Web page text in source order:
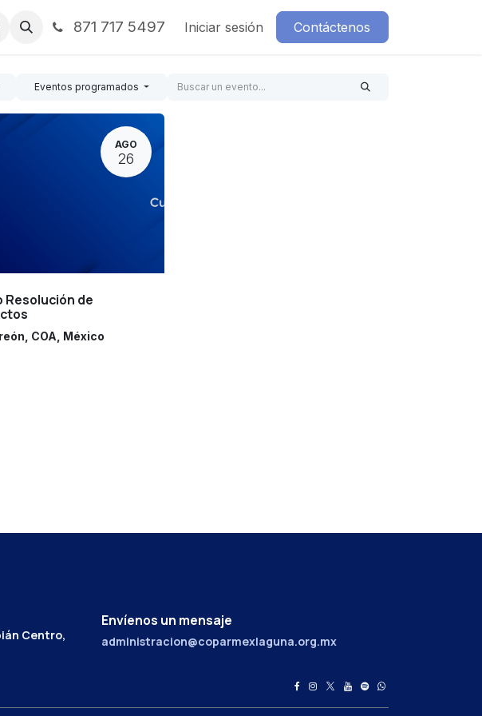
Contáctenos871 717 5497 Iniciar sesión Contáctenos
Eventos programados
AGO
26
Resolución de
COA México
Envíenos un mensaje
administracion@coparmexlaguna.org.mx
Centro,